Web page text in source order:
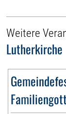
Weitere
Lutherkirche